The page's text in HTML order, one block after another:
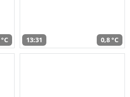
13:31 0,8 °C